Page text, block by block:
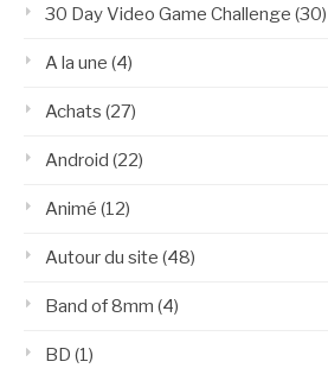
30 Day Video Game Challenge (30)
A la une (4)
Achats (27)
Android (22)
Animé (12)
Autour du site (48)
Band of 8mm (4)
BD (1)